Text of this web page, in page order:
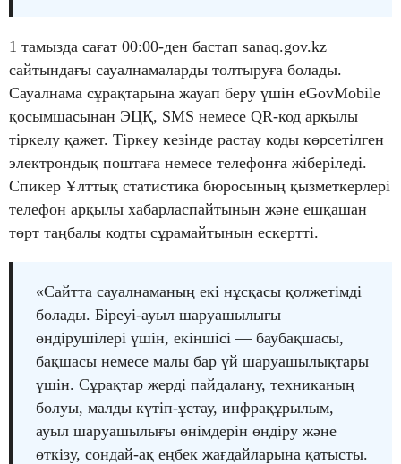
1 тамызда сағат 00:00-ден бастап sanaq.gov.kz
сайтындағы сауалнамаларды толтыруға болады.
Сауалнама сұрақтарына жауап беру үшін eGovMobile
қосымшасынан ЭЦҚ, SMS немесе QR-код арқылы
тіркелу қажет. Тіркеу кезінде растау коды көрсетілген
электрондық поштаға немесе телефонға жіберіледі.
Спикер Ұлттық статистика бюросының қызметкерлері
телефон арқылы хабарласпайтынын және ешқашан
төрт таңбалы кодты сұрамайтынын ескертті.
«Сайтта сауалнаманың екі нұсқасы қолжетімді
болады. Біреуі-ауыл шаруашылығы
өндірушілері үшін, екіншісі — баубақшасы,
бақшасы немесе малы бар үй шаруашылықтары
үшін. Сұрақтар жерді пайдалану, техниканың
болуы, малды күтіп-ұстау, инфрақұрылым,
ауыл шаруашылығы өнімдерін өндіру және
өткізу, сондай-ақ еңбек жағдайларына қатысты.